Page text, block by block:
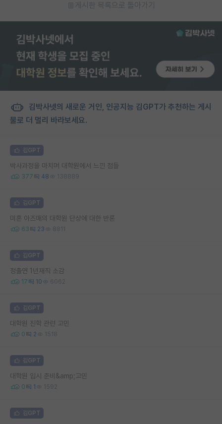
게시판 목록으로 돌아가기
김박사넷의 새로운 거인, 인공지능 김GPT가 추천하는 게시
물로 더 멀리 바라보세요.
김GPT
박사과정을 마치며 대학원에서 느낀 점들
377 48 138889
김GPT
미혼 아즈매의 대학원 단상에 대한 반론
63 23 8811
김GPT
정출연 1년재직 소감
17 10 6062
김GPT
대학원 진학 관련 고민
0 2 1518
김GPT
대학원 입시 준비&amp;고민
0 1 1592
김GPT